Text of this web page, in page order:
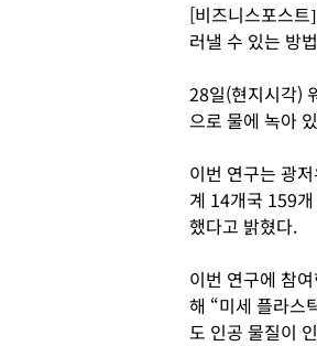
[비즈니스포스
러낼 수 있는 방
28일(현지시각)
으로 물에 녹아
이번 연구는 광
계 14개국 159
했다고 밝혔다.
이번 연구에 참
해 “미세 플라스
도 인공 물질이